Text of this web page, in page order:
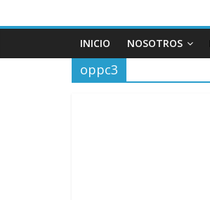
INICIO NOSOTROS
oppc3